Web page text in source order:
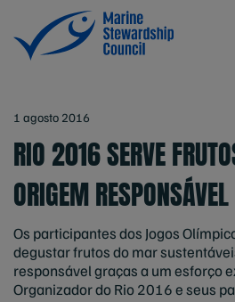
1 agosto 2016
RIO 2016 SERVE
ORIGEM RESPONSÁVEL
Os participantes dos Jogos
degustar frutos do mar
responsável graças a um esforço
Organizador do Rio 2016 e seus